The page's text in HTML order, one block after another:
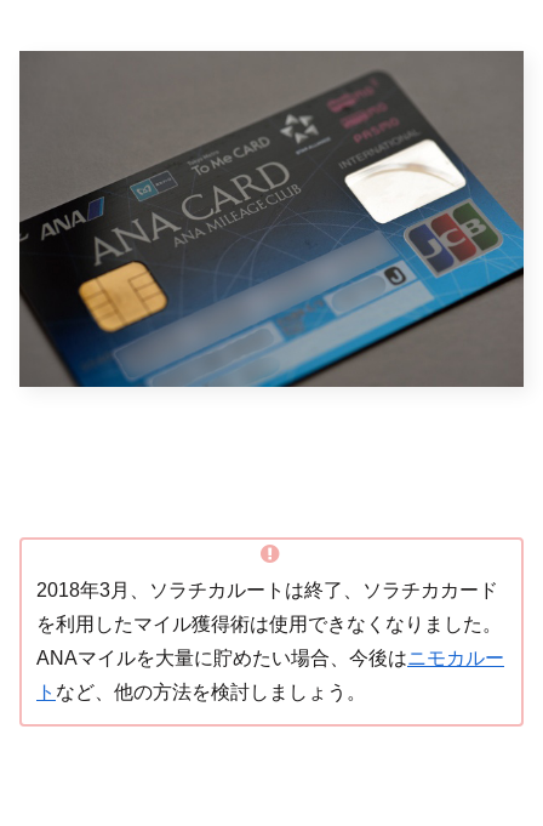
2018年3月、ソラチカルートは終了、ソラチカカード
を利用したマイル獲得術は使用できなくなりました。
ANAマイルを大量に貯めたい場合、今後はニモカルー
ト など、他の方法を検討しましょう。